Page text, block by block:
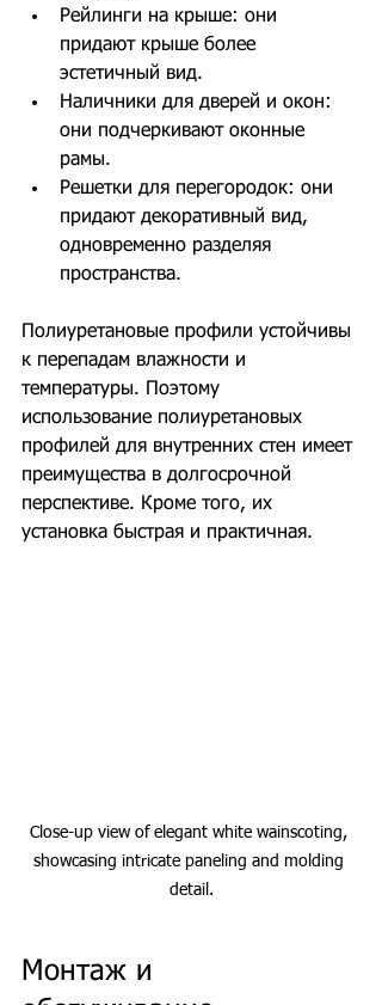
Рейлинги на крыше: они
придают крыше более
эстетичный вид.
Наличники для дверей и окон:
они подчеркивают оконные
рамы.
Решетки для перегородок: они
придают декоративный вид,
одновременно разделяя
пространства.
Полиуретановые профили устойчивы
к перепадам влажности и
температуры. Поэтому
использование полиуретановых
профилей для внутренних стен имеет
преимущества в долгосрочной
перспективе. Кроме того, их
установка быстрая и практичная.
Close-up view of elegant white wainscoting,
showcasing intricate paneling and molding
detail.
Монтаж и